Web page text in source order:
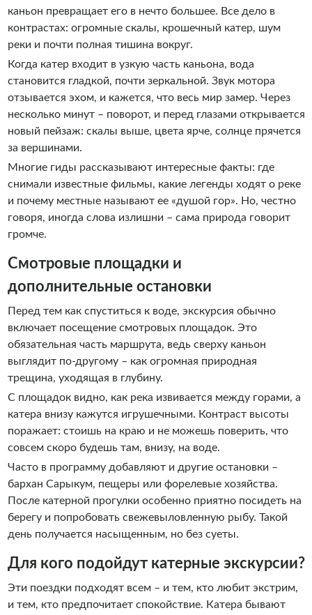
каньон превращает его в нечто большее. Все дело в
контрастах: огромные скалы, крошечный катер, шум
реки и почти полная тишина вокруг.
Когда катер входит в узкую часть каньона, вода
становится гладкой, почти зеркальной. Звук мотора
отзывается эхом, и кажется, что весь мир замер. Через
несколько минут – поворот, и перед глазами открывается
новый пейзаж: скалы выше, цвета ярче, солнце прячется
за вершинами.
Многие гиды рассказывают интересные факты: где
снимали известные фильмы, какие легенды ходят о реке
и почему местные называют ее «душой гор». Но, честно
говоря, иногда слова излишни – сама природа говорит
громче.
Смотровые площадки и
дополнительные остановки
Перед тем как спуститься к воде, экскурсия обычно
включает посещение смотровых площадок. Это
обязательная часть маршрута, ведь сверху каньон
выглядит по-другому – как огромная природная
трещина, уходящая в глубину.
С площадок видно, как река извивается между горами, а
катера внизу кажутся игрушечными. Контраст высоты
поражает: стоишь на краю и не можешь поверить, что
совсем скоро будешь там, внизу, на воде.
Часто в программу добавляют и другие остановки –
бархан Сарыкум, пещеры или форелевые хозяйства.
После катерной прогулки особенно приятно посидеть на
берегу и попробовать свежевыловленную рыбу. Такой
день получается насыщенным, но без суеты.
Для кого подойдут катерные экскурсии?
Эти поездки подходят всем – и тем, кто любит экстрим,
и тем, кто предпочитает спокойствие. Катера бывают